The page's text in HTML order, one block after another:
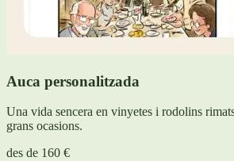
Auca personalitzada
Una vida sencera en vinyetes i rodolins
grans ocasions.
des de 160 €